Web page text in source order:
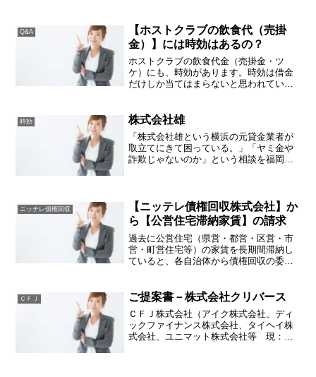
等の消費者金融と同様に金利が高い時期
がありましたので、法定金...
Q&A
【ホストクラブの飲食代（売掛
金）】には時効はあるの？
ホストクラブの飲食代金（売掛金・ツ
ケ）にも、時効があります。時効は借金
だけしか当てはまらないと思われている
すが、飲食代金（ホストクラブの売掛金
もこれに当てはまります）は...
時効 株式会社雄
「株式会社雄という横浜の元貸金業者が
取立てにきて困っている。」「ヤミ金や
詐欺じゃないのか」という相談を福岡や
しております）。その中で...
ニッテレ債権回収
【ニッテレ債権回収株式会社】か
ら【公営住宅滞納家賃】の請求
過去に公営住宅（県営・都営・区営・市
営・町営住宅等）の家賃を長期間滞納し
ていると、各自治体から債権回収の委託
に入った請求書などが届くことがありま
す。公営住宅を退去し、現...
ＣＦＪ ご提案書－株式会社クリバース
ＣＦＪ株式会社（アイク株式会社、ディ
ックファイナンス株式会社、タイヘイ株
式会社、ユニマット株式会社等 現：Ｃ